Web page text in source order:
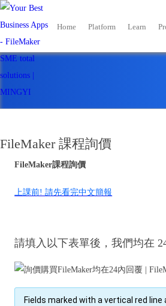
Home Platform Learn
FileMaker 課程詢價
FileMaker課程詢價
上課前! 請先看完中文簡報
請填入以下表單後，我們均在
Fields marked with a vertical red line